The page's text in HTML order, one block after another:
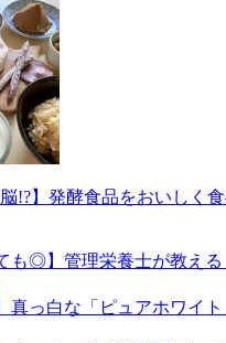
脳!?】発酵食品をおいしく
も◎】管理栄養士が教え
真っ白な「ピュアホワイ